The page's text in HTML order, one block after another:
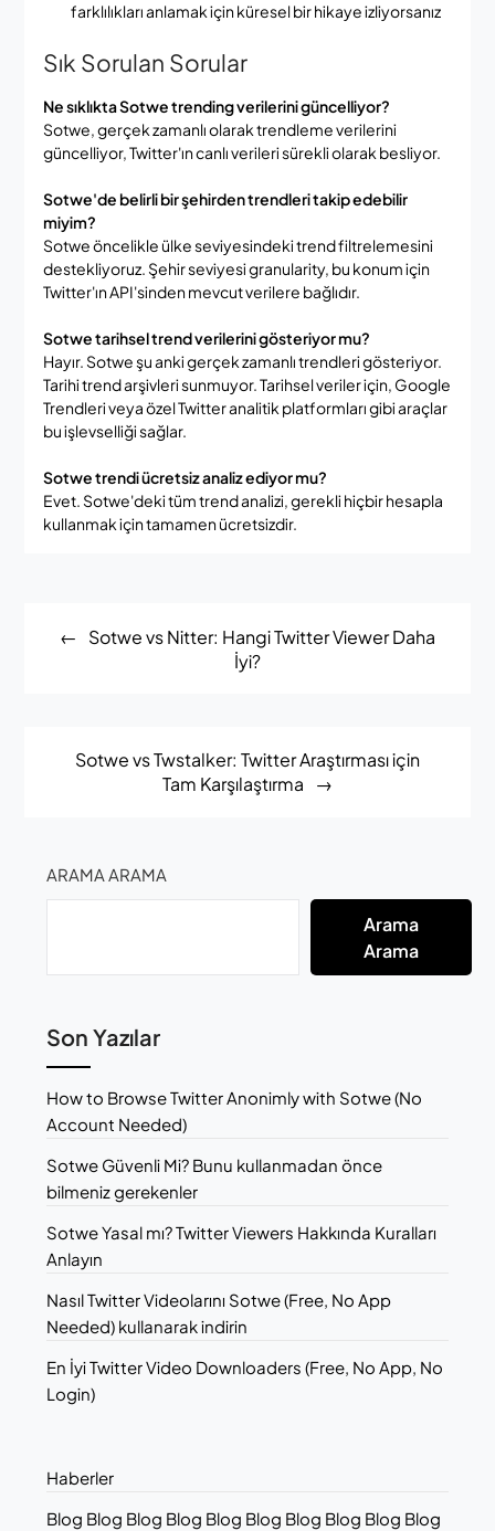
farklılıkları anlamak için küresel bir hikaye izliyorsanız
Sık Sorulan Sorular
Ne sıklıkta Sotwe trending verilerini güncelliyor?
Sotwe, gerçek zamanlı olarak trendleme verilerini
güncelliyor, Twitter'ın canlı verileri sürekli olarak besliyor.
Sotwe'de belirli bir şehirden trendleri takip edebilir
miyim?
Sotwe öncelikle ülke seviyesindeki trend filtrelemesini
destekliyoruz. Şehir seviyesi granularity, bu konum için
Twitter'ın API'sinden mevcut verilere bağlıdır.
Sotwe tarihsel trend verilerini gösteriyor mu?
Hayır. Sotwe şu anki gerçek zamanlı trendleri gösteriyor.
Tarihi trend arşivleri sunmuyor. Tarihsel veriler için, Google
Trendleri veya özel Twitter analitik platformları gibi araçlar
bu işlevselliği sağlar.
Sotwe trendi ücretsiz analiz ediyor mu?
Evet. Sotwe'deki tüm trend analizi, gerekli hiçbir hesapla
kullanmak için tamamen ücretsizdir.
navigation
Sotwe vs Nitter: Hangi Twitter Viewer Daha
İyi?
Sotwe vs Twstalker: Twitter Araştırması için
Tam Karşılaştırma
ARAMA ARAMA
Arama
Arama
Son Yazılar
How to Browse Twitter Anonimly with Sotwe (No
Account Needed)
Sotwe Güvenli Mi? Bunu kullanmadan önce
bilmeniz gerekenler
Sotwe Yasal mı? Twitter Viewers Hakkında Kuralları
Anlayın
Nasıl Twitter Videolarını Sotwe (Free, No App
Needed) kullanarak indirin
En İyi Twitter Video Downloaders (Free, No App, No
Login)
Haberler
Blog Blog Blog Blog Blog Blog Blog Blog Blog Blog